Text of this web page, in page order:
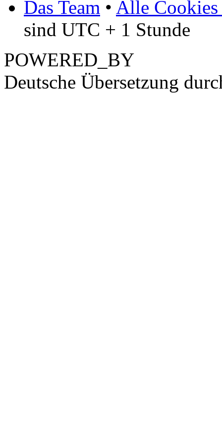
Das Team • Alle Cookies
sind UTC + 1 Stunde
POWERED_BY
Deutsche Übersetzung